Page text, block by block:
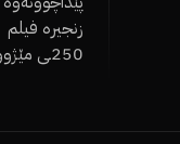
زنجیرە فیلم
250ـی مێژوو